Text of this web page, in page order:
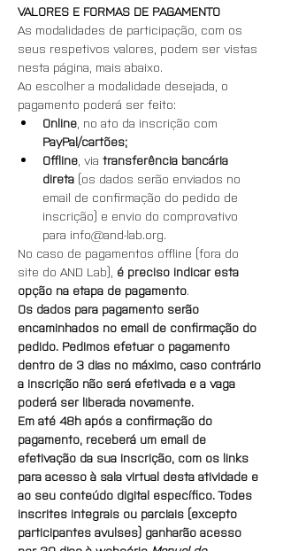
VALORES E FORMAS DE PAGAMENTO
As modalidades de participação, com os
seus respetivos valores, podem ser vistas
nesta página, mais abaixo.
Ao escolher a modalidade desejada, o
pagamento poderá ser feito:
Online , no ato da inscrição com
PayPal/cartões;
Offline , via transferência bancária
direta (os dados serão enviados no
email de confirmação do pedido de
inscrição) e envio do comprovativo
para info@and-lab.org.
No caso de pagamentos offline (fora do
site do AND Lab), é preciso indicar esta
opção na etapa de pagamento.
Os dados para pagamento serão
encaminhados no email de confirmação do
pedido. Pedimos efetuar o pagamento
dentro de 3 dias no máximo, caso contrário
a inscrição não será efetivada e a vaga
poderá ser liberada novamente.
Em até 48h após a confirmação do
pagamento, receberá um email de
efetivação da sua inscrição, com os links
para acesso à sala virtual desta atividade e
ao seu conteúdo digital específico. Todes
inscrites integrais ou parciais (excepto
participantes avulses) ganharão acesso